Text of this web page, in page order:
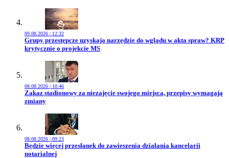
09.08.2026 | 12:32
Przejdź do artykułu:
Grupy przestępcze uzyskają narzędzie do wglądu w akta spraw? KRP
krytycznie o projekcie MS
08.08.2026 | 10:46
Przejdź do artykułu:
Zakaz stadionowy za niezajęcie swojego miejsca, przepisy wymagają
zmiany
08.08.2026 | 09:23
Przejdź do artykułu:
Będzie więcej przesłanek do zawieszenia działania kancelarii
notarialnej